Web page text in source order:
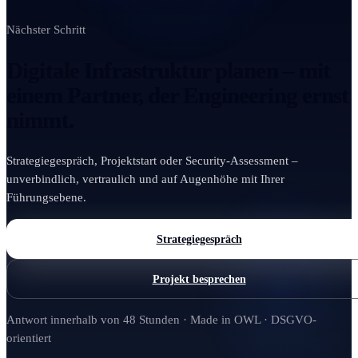
Nächster Schritt
Strategiegespräch, Projektstart oder Security-Assessment –
unverbindlich, vertraulich und auf Augenhöhe mit Ihrer
Führungsebene.
Strategiegespräch
Projekt besprechen
Antwort innerhalb von 48 Stunden · Made in OWL · DSGVO-
orientiert